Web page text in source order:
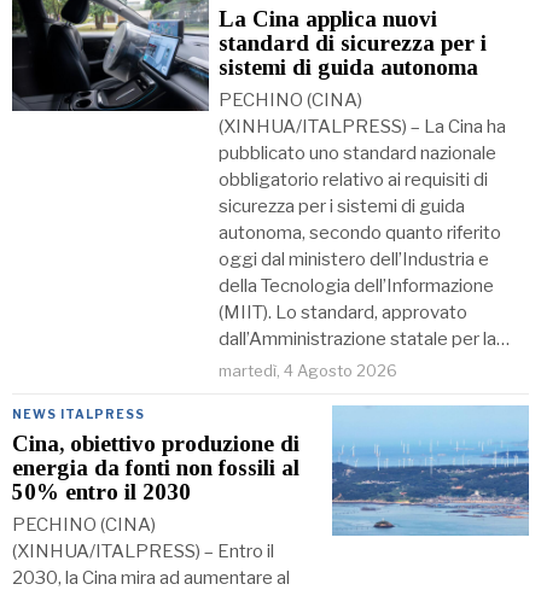
La Cina applica nuovi
standard di sicurezza per i
sistemi di guida autonoma
PECHINO (CINA)
(XINHUA/ITALPRESS) – La Cina ha
pubblicato uno standard nazionale
obbligatorio relativo ai requisiti di
sicurezza per i sistemi di guida
autonoma, secondo quanto riferito
oggi dal ministero dell’Industria e
della Tecnologia dell’Informazione
(MIIT). Lo standard, approvato
dall’Amministrazione statale per la…
martedì, 4 Agosto 2026
NEWS ITALPRESS
Cina, obiettivo produzione di
energia da fonti non fossili al
50% entro il 2030
PECHINO (CINA)
(XINHUA/ITALPRESS) – Entro il
2030, la Cina mira ad aumentare al